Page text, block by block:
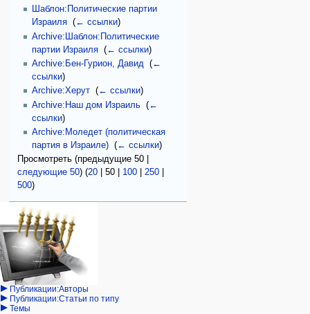
Шаблон:Политические партии
Израиля‎ (← ссылки)
Archive:Шаблон:Политические
партии Израиля‎ (← ссылки)
Archive:Бен-Гурион, Давид‎ (←
ссылки)
Archive:Херут‎ (← ссылки)
Archive:Наш дом Израиль‎ (←
ссылки)
Archive:Моледет (политическая
партия в Израиле)‎ (← ссылки)
Просмотреть (предыдущие 50
следующие 50) (20 |50 100 |250
500)
Навигация
персональные инструменты
войти
запрос
учётной
записи
категории
Израиль:Страна и
государство
Иудаизм
Народ
Проекты
Проекты/Участники/
дополнения
Публикации:Авторы
Публикации:Статьи по типу
Темы